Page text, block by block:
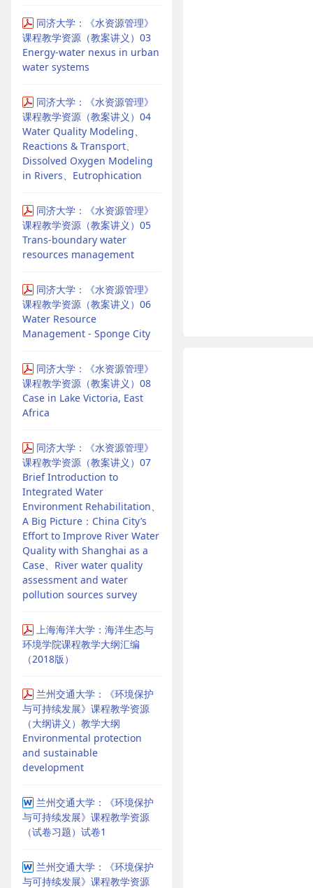
同济大学：《水资源管理》
课程教学资源（教案讲义）03
Energy-water nexus in urban
water systems
同济大学：《水资源管理》
课程教学资源（教案讲义）04
Water Quality Modeling、
Reactions & Transport、
Dissolved Oxygen Modeling
in Rivers、Eutrophication
同济大学：《水资源管理》
课程教学资源（教案讲义）05
Trans-boundary water
resources management
同济大学：《水资源管理》
课程教学资源（教案讲义）06
Water Resource
Management - Sponge City
同济大学：《水资源管理》
课程教学资源（教案讲义）08
Case in Lake Victoria, East
Africa
同济大学：《水资源管理》
课程教学资源（教案讲义）07
Brief Introduction to
Integrated Water
Environment Rehabilitation、
A Big Picture：China City’s
Effort to Improve River Water
Quality with Shanghai as a
Case、River water quality
assessment and water
pollution sources survey
上海海洋大学：海洋生态与
环境学院课程教学大纲汇编
（2018版）
兰州交通大学：《环境保护
与可持续发展》课程教学资源
（大纲讲义）教学大纲
Environmental protection
and sustainable
development
兰州交通大学：《环境保护
与可持续发展》课程教学资源
（试卷习题）试卷1
兰州交通大学：《环境保护
与可持续发展》课程教学资源